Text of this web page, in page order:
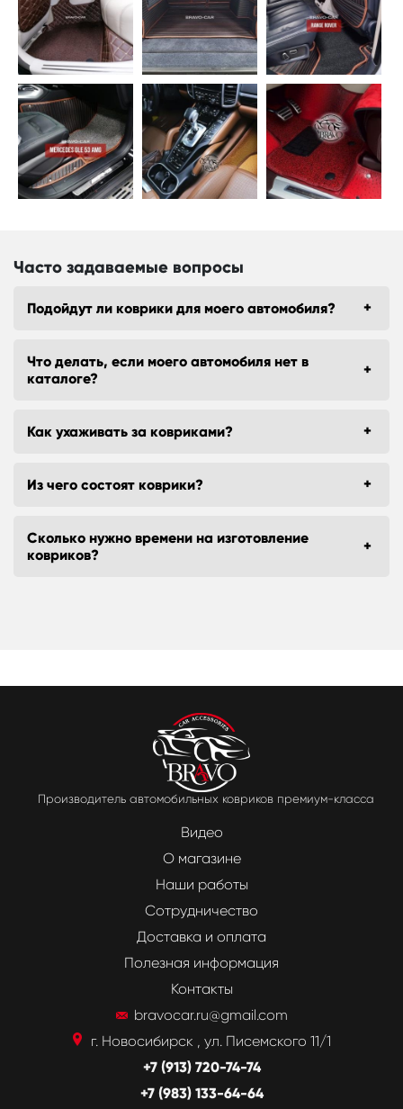
Часто задаваемые вопросы
Подойдут ли коврики для моего автомобиля?
Что делать, если моего автомобиля нет в
каталоге?
Как ухаживать за ковриками?
Из чего состоят коврики?
Сколько нужно времени на изготовление
ковриков?
Производитель автомобильных ковриков премиум-класса
Видео
О магазине
Наши работы
Сотрудничество
Доставка и оплата
Полезная информация
Контакты
bravocar.ru@gmail.com
г. Новосибирск , ул. Писемского 11/1
+7 (913) 720-74-74
+7 (983) 133-64-64